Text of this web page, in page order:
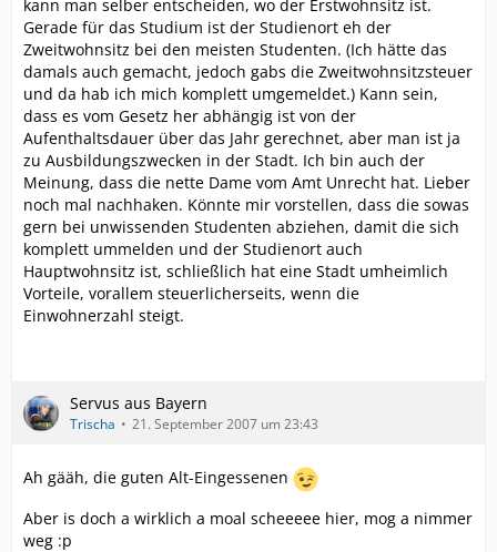
kann man selber entscheiden, wo der Erstwohnsitz ist.
Gerade für das Studium ist der Studienort eh der
Zweitwohnsitz bei den meisten Studenten. (Ich hätte das
damals auch gemacht, jedoch gabs die Zweitwohnsitzsteuer
und da hab ich mich komplett umgemeldet.) Kann sein,
dass es vom Gesetz her abhängig ist von der
Aufenthaltsdauer über das Jahr gerechnet, aber man ist ja
zu Ausbildungszwecken in der Stadt. Ich bin auch der
Meinung, dass die nette Dame vom Amt Unrecht hat. Lieber
noch mal nachhaken. Könnte mir vorstellen, dass die sowas
gern bei unwissenden Studenten abziehen, damit die sich
komplett ummelden und der Studienort auch
Hauptwohnsitz ist, schließlich hat eine Stadt umheimlich
Vorteile, vorallem steuerlicherseits, wenn die
Einwohnerzahl steigt.
Servus aus Bayern
Trischa 21. September 2007 um 23:43
Ah gääh, die guten Alt-Eingessenen
Aber is doch a wirklich a moal scheeeee hier, mog a nimmer
weg :p